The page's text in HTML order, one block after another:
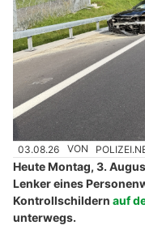
03.08.26 VON
Heute Montag, 3.
Lenker eines
Kontrollschildern auf
unterwegs.